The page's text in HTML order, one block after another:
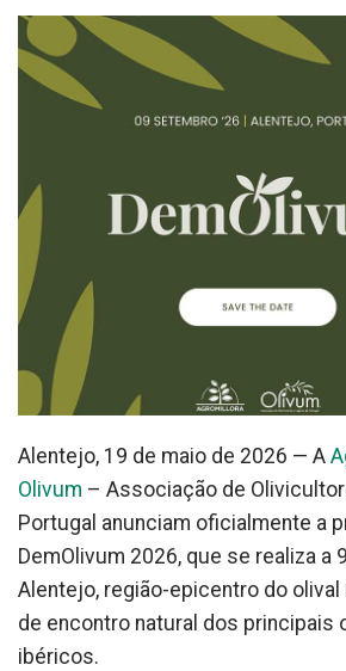
Alentejo, 19 de maio de 2026 — A
Olivum – Associação de
Portugal anunciam oficialmente a
DemOlivum 2026, que se realiza a
Alentejo, região-epicentro do
de encontro natural dos principais
ibéricos.